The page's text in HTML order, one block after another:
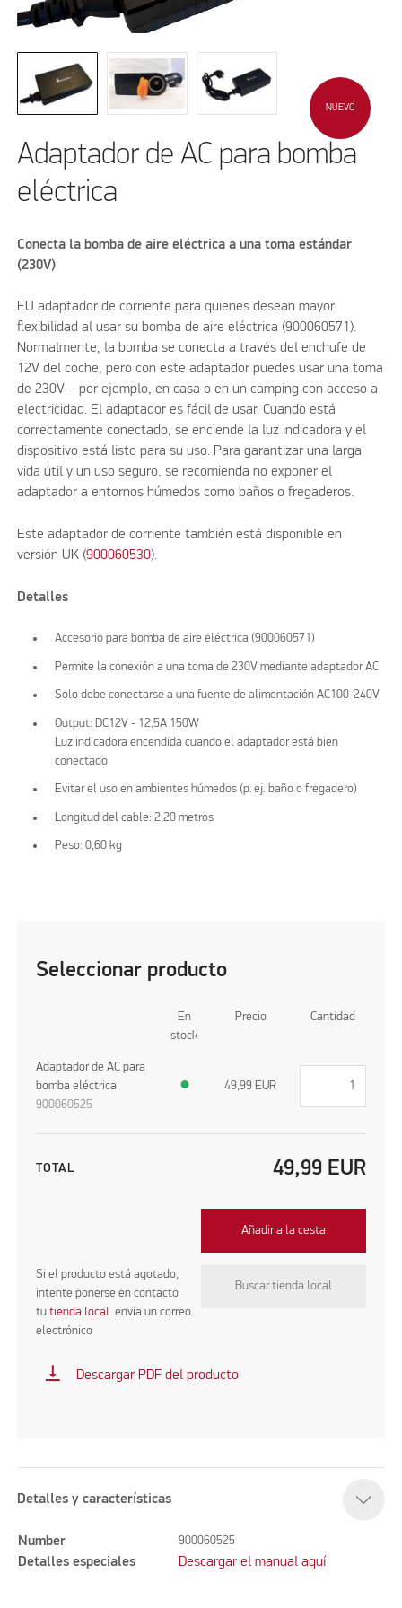
NUEVO
Adaptador de AC para bomba
eléctrica
Conecta la bomba de aire eléctrica a una toma estándar
(230V)​
EU adaptador de corriente para quienes desean mayor
flexibilidad al usar su bomba de aire eléctrica (900060571).
Normalmente, la bomba se conecta a través del enchufe de
12V del coche, pero con este adaptador puedes usar una toma
de 230V – por ejemplo, en casa o en un camping con acceso a
electricidad. El adaptador es fácil de usar. Cuando está
correctamente conectado, se enciende la luz indicadora y el
dispositivo está listo para su uso. Para garantizar una larga
vida útil y un uso seguro, se recomienda no exponer el
adaptador a entornos húmedos como baños o fregaderos.
Este adaptador de corriente también está disponible en
versión UK (900060530).
Detalles
Accesorio para bomba de aire eléctrica (900060571)
Permite la conexión a una toma de 230V mediante adaptador AC
Solo debe conectarse a una fuente de alimentación AC100-240V
Output: DC12V - 12,5A 150W
Luz indicadora encendida cuando el adaptador está bien
conectado
Evitar el uso en ambientes húmedos (p. ej. baño o fregadero)
Longitud del cable: 2,20 metros
Peso: 0,60 kg
Seleccionar producto
En
stock
Precio Cantidad
Adaptador de AC para
bomba eléctrica
900060525
● 49,99 EUR
TOTAL 49,99 EUR
Añadir a la cesta
Si el producto está agotado,
intente ponerse en contacto
tutienda localenvía un correo
electrónico
Buscar tienda local
vertical_align_bottom Descargar PDF del producto
Detalles y características
Number 900060525
Detalles especiales Descargar el manual aquí